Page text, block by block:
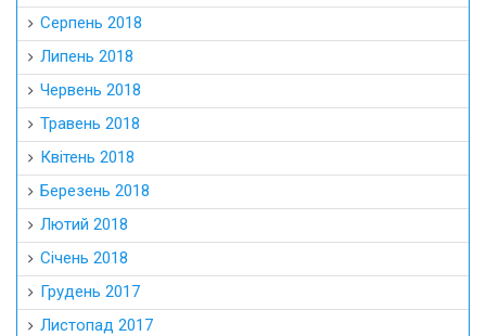
Серпень 2018
Липень 2018
Червень 2018
Травень 2018
Квітень 2018
Березень 2018
Лютий 2018
Січень 2018
Грудень 2017
Листопад 2017